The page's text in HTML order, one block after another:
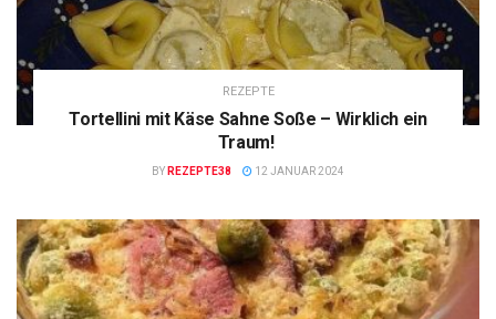
REZEPTE
Tortellini mit Käse Sahne Soße – Wirklich ein
Traum!
BY REZEPTE38 12 JANUAR 2024